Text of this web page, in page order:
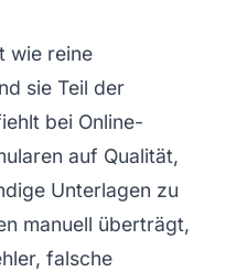
wie reine
sie Teil der
bei Online-
auf Qualität,
Unterlagen zu
manuell überträgt,
falsche